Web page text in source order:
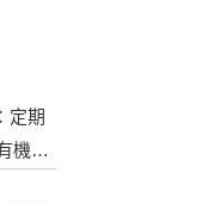
定期
機會